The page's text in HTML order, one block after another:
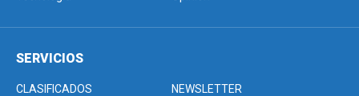
SERVICIOS
CLASIFICADOS NEWSLETTER